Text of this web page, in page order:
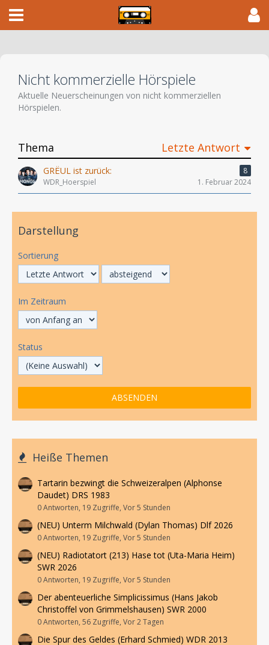
Nicht kommerzielle Hörspiele
Aktuelle Neuerscheinungen von nicht kommerziellen
Hörspielen.
Thema Letzte Antwort
GRËUL ist zurück:
8
WDR_Hoerspiel
1. Februar 2024
Darstellung
Sortierung
Im Zeitraum
Status
Heiße Themen
Tartarin bezwingt die Schweizeralpen (Alphonse
Daudet) DRS 1983
0 Antworten, 19 Zugriffe, Vor 5 Stunden
(NEU) Unterm Milchwald (Dylan Thomas) Dlf 2026
0 Antworten, 19 Zugriffe, Vor 5 Stunden
(NEU) Radiotatort (213) Hase tot (Uta-Maria Heim)
SWR 2026
0 Antworten, 19 Zugriffe, Vor 5 Stunden
Der abenteuerliche Simplicissimus (Hans Jakob
Christoffel von Grimmelshausen) SWR 2000
0 Antworten, 56 Zugriffe, Vor 2 Tagen
Die Spur des Geldes (Erhard Schmied) WDR 2013